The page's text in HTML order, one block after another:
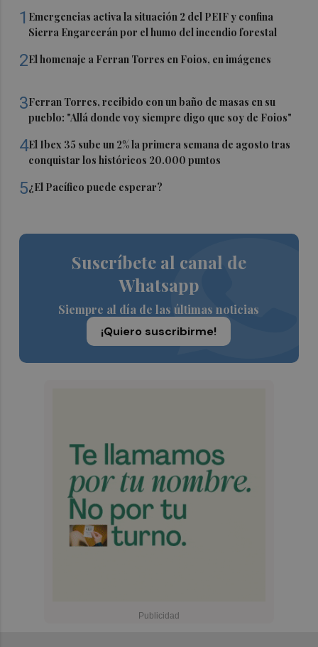
1 Emergencias activa la situación 2 del PEIF y confina
Sierra Engarcerán por el humo del incendio forestal
2El homenaje a Ferran Torres en Foios, en imágenes
3Ferran Torres, recibido con un baño de masas en su
pueblo: "Allá donde voy siempre digo que soy de Foios"
4El Ibex 35 sube un 2% la primera semana de agosto tras
conquistar los históricos 20.000 puntos
5¿El Pacífico puede esperar?
Suscríbete al canal de
Whatsapp
Siempre al día de las últimas noticias
¡Quiero suscribirme!